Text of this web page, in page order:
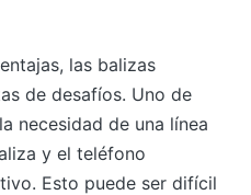
las balizas
de desafíos. Uno de
necesidad de una línea
y el teléfono
Esto puede ser difícil